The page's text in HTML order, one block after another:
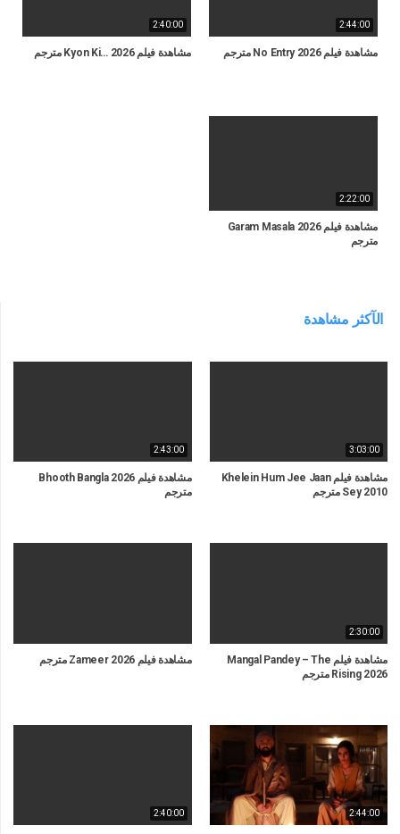
2:44:00
مشاهدة فيلم No Entry 2026 مترجم
2:40:00
مشاهدة فيلم Kyon Ki… 2026 مترجم
2:22:00
مشاهدة فيلم Garam Masala 2026
مترجم
الآكثر مشاهدة
3:03:00
مشاهدة فيلم Khelein Hum Jee Jaan
Sey 2010 مترجم
2:43:00
مشاهدة فيلم Bhooth Bangla 2026
مترجم
2:30:00
مشاهدة فيلم Mangal Pandey – The
Rising 2026 مترجم
مشاهدة فيلم Zameer 2026 مترجم
2:44:00
2:40:00